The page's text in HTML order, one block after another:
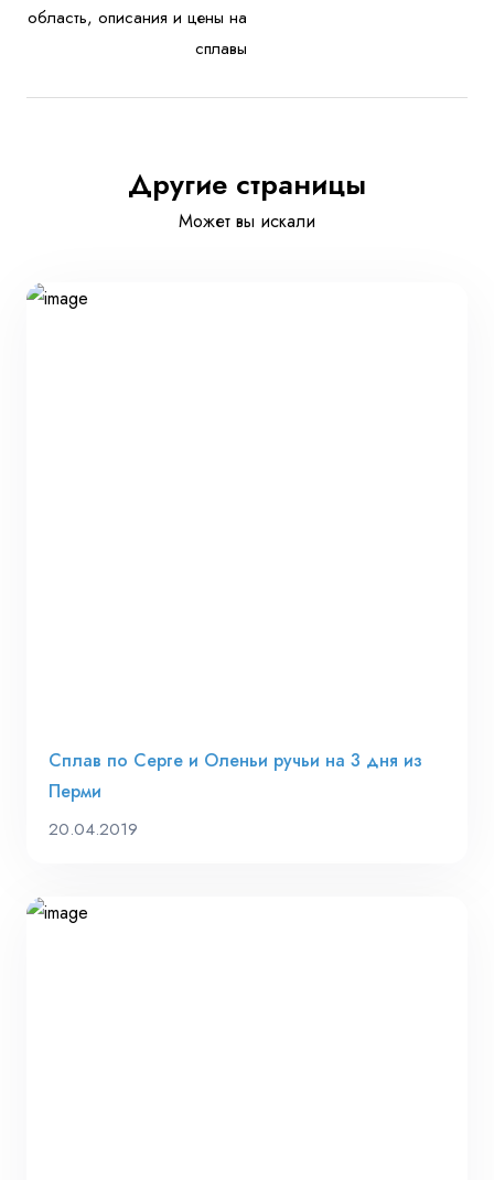
область, описания и цены на
сплавы
Другие страницы
Может вы искали
Сплав по Серге и Оленьи ручьи на 3 дня из
Перми
20.04.2019